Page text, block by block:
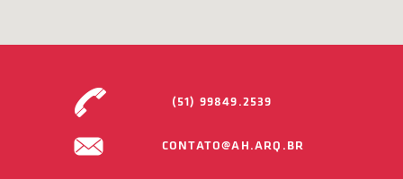
(51) 99849.2539
CONTATO@AH.ARQ.BR